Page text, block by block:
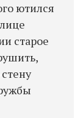
ютился
старое